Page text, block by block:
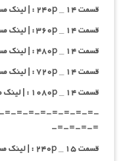
قسمت ۱۴ _ ۲۴۰p : | لینک مستقیم |
قسمت ۱۴ _ ۳۶۰p : | لینک مستقیم |
قسمت ۱۴ _ ۴۸۰p : | لینک مستقیم |
قسمت ۱۴ _ ۷۲۰p : | لینک مستقیم |
قسمت ۱۴ _ ۱۰۸۰p : | لینک مستقیم |
=-=-=-=-=-=-=-
=-=-=-=-
قسمت ۱۵ _ ۲۴۰p : | لینک مستقیم |